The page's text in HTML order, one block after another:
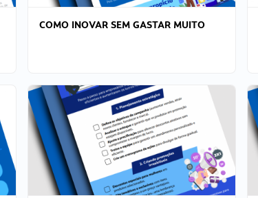
COMO INOVAR SEM GASTAR MUITO